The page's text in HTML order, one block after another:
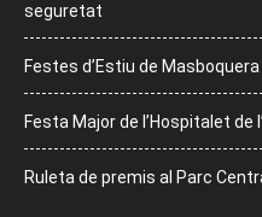
seguretat
Festes d’Estiu de Masboquera
Festa Major de l’Hospitalet de
Ruleta de premis al Parc